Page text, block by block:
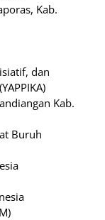
Kab.
dan
Kab.
Buruh